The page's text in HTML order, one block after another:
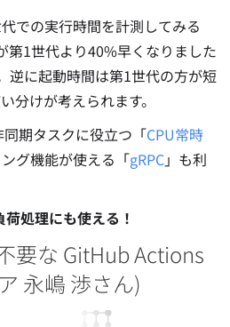
での実行時間を計測してみる
第1世代より40%早くなりました
逆に起動時間は第1世代の方が短
分けが考えられます。
期タスクに役立つ「CPU常時
グ機能が使える「gRPC」も利
処理にも使える！
要な GitHub Actions
永嶋 渉さん)